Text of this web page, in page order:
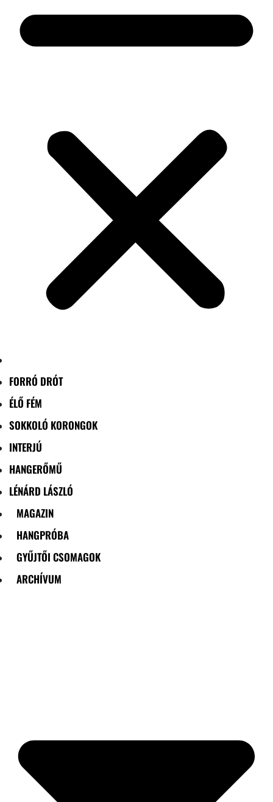
FORRÓ DRÓT
ÉLŐ FÉM
SOKKOLÓ KORONGOK
INTERJÚ
HANGERŐMŰ
LÉNÁRD LÁSZLÓ
MAGAZIN
HANGPRÓBA
GYŰJTŐI CSOMAGOK
ARCHÍVUM